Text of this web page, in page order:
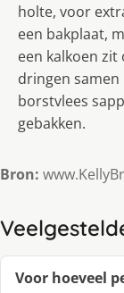
holte, voor
een bakplaat,
een kalkoen
dringen
borstvlees
gebakken.
Bron:
Voor hoeveel